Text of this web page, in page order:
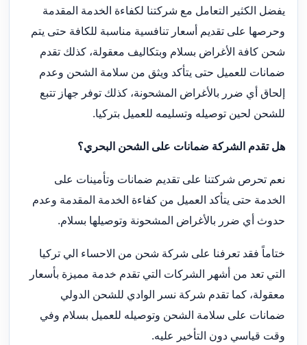
يفضل الكثير التعامل مع شركتنا لكفاءة الخدمة المقدمة
وحرصها على تقديم أسعار تنافسية مناسبة للكافة حتى يتم
شحن كافة الأغراض بسلام وبتكاليف معقولة، كذلك تقدم
ضمانات للعميل حتى يتأكد ويثق من سلامة الشحن وعدم
إلحاق أي ضرر بالأغراض المشحونة، كذلك توفر جهاز تتبع
للشحن لحين توصيله وتسليمه للعميل بتركيا.
هل تقدم الشركة ضمانات على الشحن البحري؟
نعم تحرص شركتنا على تقديم ضمانات وتأمينات على
الخدمة حتى يتأكد العميل من كفاءة الخدمة المقدمة وعدم
حدوث أي ضرر بالأغراض المشحونة وتوصيلها بسلام.
ختاماً فقد تعرفنا على شركة شحن من الاحساء الي تركيا
التي تعد من أشهر الشركات التي تقدم خدمة مميزة بأسعار
معقولة، كما تقدم شركة نسر الوادي للشحن الدولي
ضمانات على سلامة الشحن وتوصيله للعميل بسلام وفي
وقت قياسي دون التأخير عليه.